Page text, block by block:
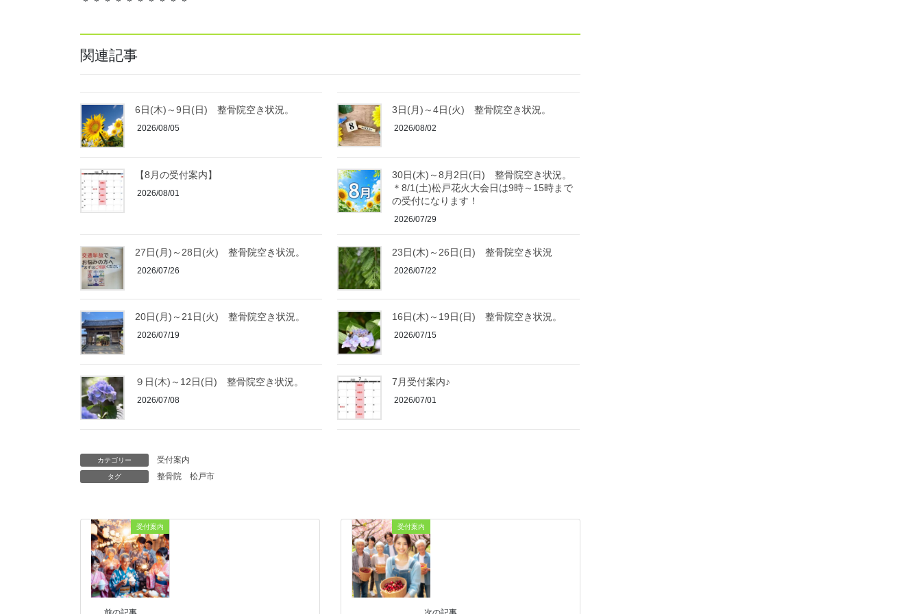
関連記事
6日(木)～9日(日) 整骨院空き状況。
2026/08/05
3日(月)～4日(火) 整骨院空き状況。
2026/08/02
【8月の受付案内】
2026/08/01
30日(木)～8月2日(日) 整骨院空き状況。
＊8/1(土)松戸花火大会日は9時～15時まで
の受付になります！
2026/07/29
27日(月)～28日(火) 整骨院空き状況。
2026/07/26
23日(木)～26日(日) 整骨院空き状況
2026/07/22
20日(月)～21日(火) 整骨院空き状況。
2026/07/19
16日(木)～19日(日) 整骨院空き状況。
2026/07/15
９日(木)～12日(日) 整骨院空き状況。
2026/07/08
7月受付案内♪
2026/07/01
カテゴリー 受付案内
タグ 整骨院 松戸市
受付案内 受付案内